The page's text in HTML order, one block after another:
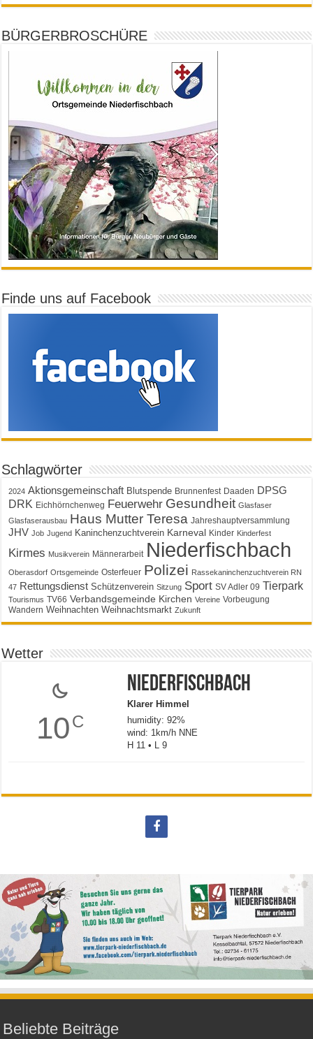
BÜRGERBROSCHÜRE
Finde uns auf Facebook
Schlagwörter
2024 Aktionsgemeinschaft Blutspende Brunnenfest Daaden DPSG
DRK Eichhörnchenweg Feuerwehr Gesundheit Glasfaser
Glasfaserausbau Haus Mutter Teresa Jahreshauptversammlung
JHV Job Jugend Kaninchenzuchtverein Karneval Kinder Kinderfest
Kirmes Musikverein Männerarbeit Niederfischbach
Oberasdorf Ortsgemeinde Osterfeuer Polizei Rassekaninchenzuchtverein RN
47 Rettungsdienst Schützenverein Sitzung Sport SV Adler 09 Tierpark
Tourismus TV66 Verbandsgemeinde Kirchen Vereine Vorbeugung
Wandern Weihnachten Weihnachtsmarkt Zukunft
Wetter
10C
Niederfischbach
Klarer Himmel
humidity: 92%
wind: 1km/h NNE
H 11 • L 9
Beliebte Beiträge